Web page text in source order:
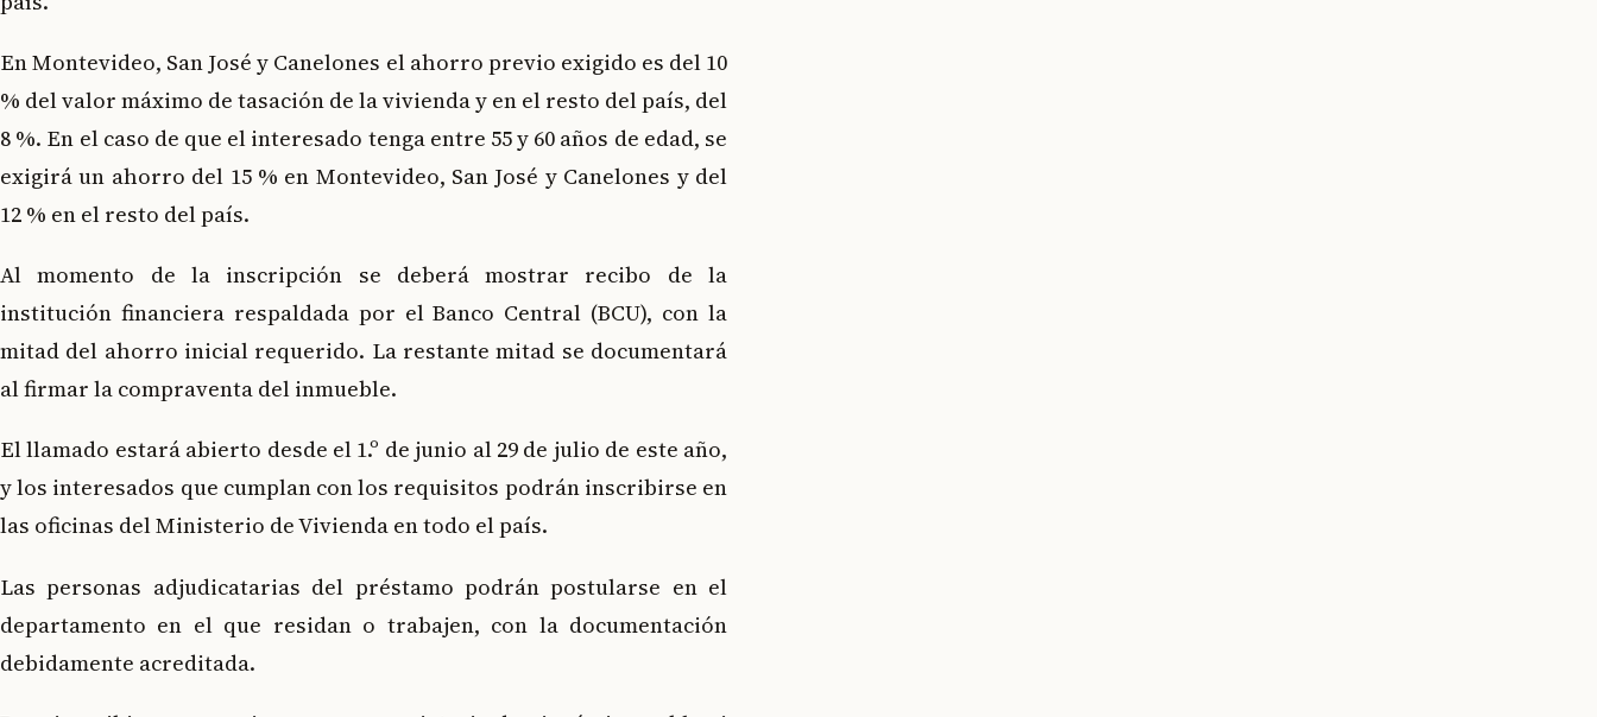
En Montevideo, San José y Canelones el ahorro previo exigido es del 10
% del valor máximo de tasación de la vivienda y en el resto del país, del
8 %. En el caso de que el interesado tenga entre 55 y 60 años de edad, se
exigirá un ahorro del 15 % en Montevideo, San José y Canelones y del
12 % en el resto del país.
Al momento de la inscripción se deberá mostrar recibo de la
institución financiera respaldada por el Banco Central (BCU), con la
mitad del ahorro inicial requerido. La restante mitad se documentará
al firmar la compraventa del inmueble.
El llamado estará abierto desde el 1.º de junio al 29 de julio de este año,
y los interesados que cumplan con los requisitos podrán inscribirse en
las oficinas del Ministerio de Vivienda en todo el país.
Las personas adjudicatarias del préstamo podrán postularse en el
departamento en el que residan o trabajen, con la documentación
debidamente acreditada.